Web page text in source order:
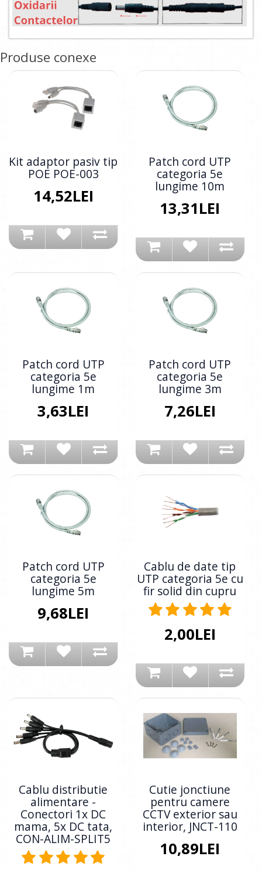
Produse conexe
Kit adaptor pasiv tip
POE POE-003
14,52LEI
Patch cord UTP
categoria 5e
lungime 10m
13,31LEI
Patch cord UTP
categoria 5e
lungime 1m
3,63LEI
Patch cord UTP
categoria 5e
lungime 3m
7,26LEI
Patch cord UTP
categoria 5e
lungime 5m
9,68LEI
Cablu de date tip
UTP categoria 5e cu
fir solid din cupru
2,00LEI
Cablu distributie
alimentare -
Conectori 1x DC
mama, 5x DC tata,
CON-ALIM-SPLIT5
Cutie jonctiune
pentru camere
CCTV exterior sau
interior, JNCT-110
10,89LEI